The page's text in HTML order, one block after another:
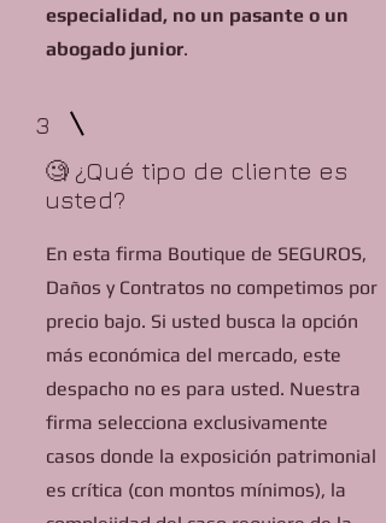
especialidad, no un pasante o un
abogado junior.
3
🧐 ¿Qué tipo de cliente es
usted?
En esta firma Boutique de SEGUROS,
Daños y Contratos no competimos por
precio bajo. Si usted busca la opción
más económica del mercado, este
despacho no es para usted. Nuestra
firma selecciona exclusivamente
casos donde la exposición patrimonial
es crítica (con montos mínimos), la